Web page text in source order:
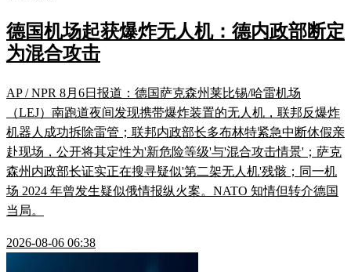
德国机场起获爆炸无人机：德内政部断定
为混合攻击
AP / NPR 8月6日报道：德国萨克森州莱比锡/哈雷机场
（LEJ）南跑道夜间发现携带爆炸装置的无人机，联邦反爆炸
机器人成功拆除雷管；联邦内政部长多布林特紧急中断休假亲
赴现场，公开将其定性为'新危险等级'与'混合攻击情景'；萨克
森州内政部长证实正在搜寻疑似'第二架无人机'残骸；同一机
场 2024 年曾发生疑似俄情报纵火案。NATO 知情但转介德国
当局。
2026-08-06 06:38